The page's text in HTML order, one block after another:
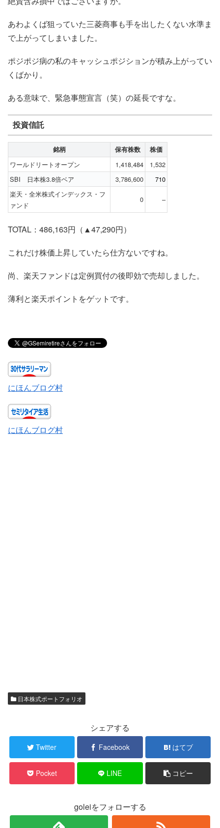
あわよくば狙っていた三菱商事も手を出したくない水準ま
で上がってしまいました。
ポジポジ病の私のキャッシュポジションが積み上がってい
くばかり。
ある意味で、緊急事態宣言（笑）の延長ですな。
投資信託
銘柄 保有株数 株価
ワールドリートオープン 1,418,484
1,532
SBI 日本株3.8倍ベア
3,786,600
710
楽天・全米株式インデックス・フ
ァンド
0 –
TOTAL：486,163円（▲47,290円）
これだけ株価上昇していたら仕方ないですね。
尚、楽天ファンドは定例買付の後即効で売却しました。
薄利と楽天ポイントをゲットです。
にほんブログ村
にほんブログ村
日本株式ポートフォリオ
シェアする
Twitter Facebook はてブ
Pocket LINE コピー
goleiをフォローする